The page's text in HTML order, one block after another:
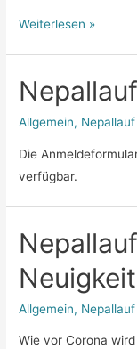
Nepallauf
Bericht
Weiterlesen »
Allgemein,
Die
verfügbar.
Allgemein,
Wie vor Corona